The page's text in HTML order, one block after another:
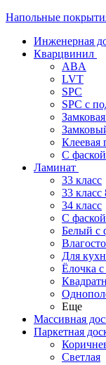
Напольные
Инженерная
Кварцвинил
ABA
LVT
SPC
SPC с
Клеевая
С фаской
Ламинат
33 класс
33
34 класс
C фаской
Белый с
Для
Ёлочка
Еще
Массивная
Паркетная
Светлая